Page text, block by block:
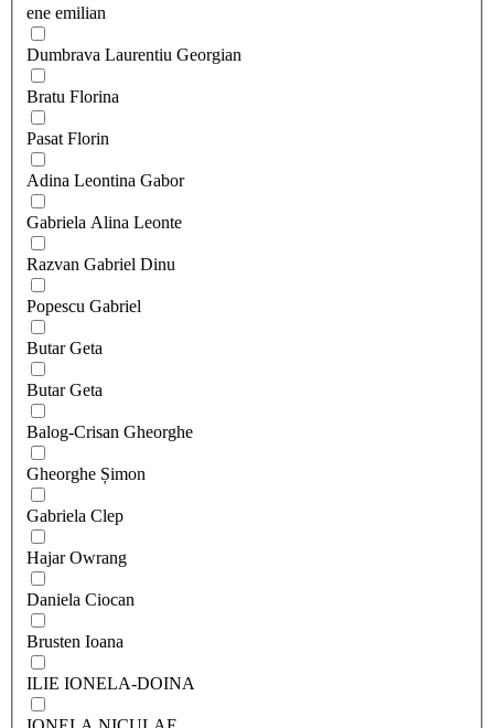
ene emilian
Dumbrava Laurentiu Georgian
Bratu Florina
Pasat Florin
Adina Leontina Gabor
Gabriela Alina Leonte
Razvan Gabriel Dinu
Popescu Gabriel
Butar Geta
Butar Geta
Balog-Crisan Gheorghe
Gheorghe Șimon
Gabriela Clep
Hajar Owrang
Daniela Ciocan
Brusten Ioana
ILIE IONELA-DOINA